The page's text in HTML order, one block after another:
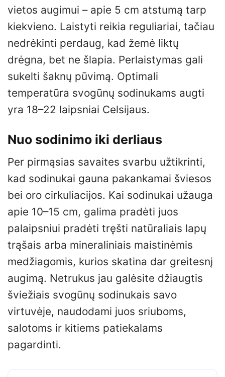
vietos augimui – apie 5 cm atstumą tarp
kiekvieno. Laistyti reikia reguliariai, tačiau
nedrėkinti perdaug, kad žemė liktų
drėgna, bet ne šlapia. Perlaistymas gali
sukelti šaknų pūvimą. Optimali
temperatūra svogūnų sodinukams augti
yra 18–22 laipsniai Celsijaus.
Nuo sodinimo iki derliaus
Per pirmąsias savaites svarbu užtikrinti,
kad sodinukai gauna pakankamai šviesos
bei oro cirkuliacijos. Kai sodinukai užauga
apie 10–15 cm, galima pradėti juos
palaipsniui pradėti tręšti natūraliais lapų
trąšais arba mineraliniais maistinėmis
medžiagomis, kurios skatina dar greitesnį
augimą. Netrukus jau galėsite džiaugtis
šviežiais svogūnų sodinukais savo
virtuvėje, naudodami juos sriuboms,
salotoms ir kitiems patiekalams
pagardinti.